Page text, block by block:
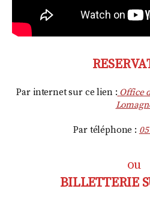
Par internet sur ce lien : Office
Par téléphone :
ou
BILLETTERIE